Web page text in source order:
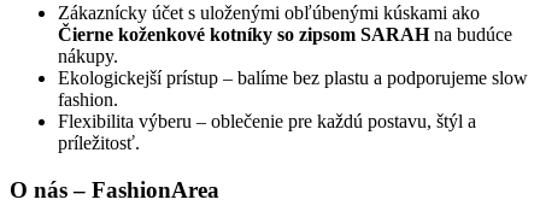
Zákaznícky účet s uloženými obľúbenými kúskami ako
Čierne koženkové kotníky so zipsom SARAHna budúce
nákupy.
Ekologickejší prístup – balíme bez plastu a podporujeme slow
fashion.
Flexibilita výberu – oblečenie pre každú postavu, štýl a
príležitosť.
O nás – FashionArea